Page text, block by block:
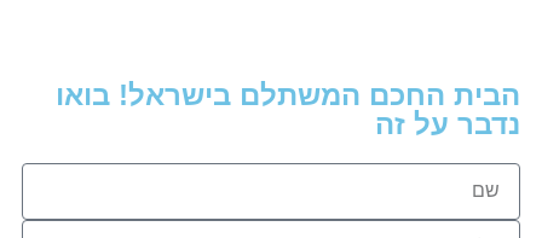
הבית החכם המשתלם בישראל! בואו
נדבר על זה